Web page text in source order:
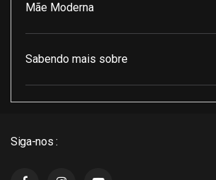
Mãe Moderna
Sabendo mais sobre
Siga-nos :